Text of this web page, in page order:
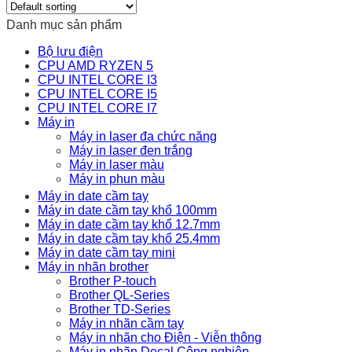
Danh mục sản phẩm
Bộ lưu điện
CPU AMD RYZEN 5
CPU INTEL CORE I3
CPU INTEL CORE I5
CPU INTEL CORE I7
Máy in
Máy in laser đa chức năng
Máy in laser đen trắng
Máy in laser màu
Máy in phun màu
Máy in date cầm tay
Máy in date cầm tay khổ 100mm
Máy in date cầm tay khổ 12.7mm
Máy in date cầm tay khổ 25.4mm
Máy in date cầm tay mini
Máy in nhãn brother
Brother P-touch
Brother QL-Series
Brother TD-Series
Máy in nhãn cầm tay
Máy in nhãn cho Điện - Viễn thông